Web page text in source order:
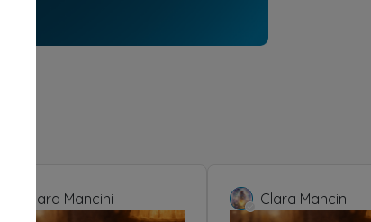
Clara Mancini Clara Mancini